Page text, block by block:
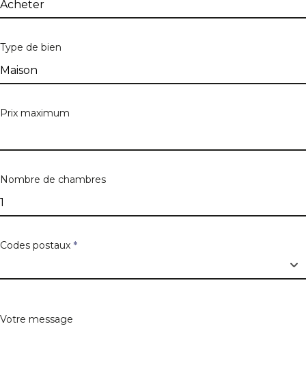
Numéro
Boîte
Ville
Type de bien
Prix maximum
Nombre de chambres
Codes postaux *
Votre message